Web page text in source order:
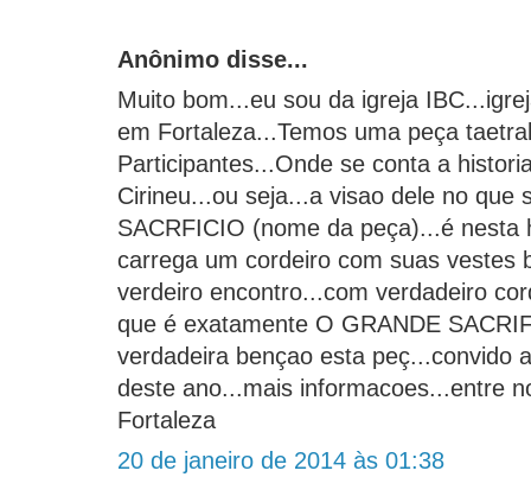
Anônimo disse...
Muito bom...eu sou da igreja
em Fortaleza...Temos uma peça
Participantes...Onde se conta a
Cirineu...ou seja...a visao dele no que
SACRFICIO (nome da peça)...é nesta
carrega um cordeiro com suas vestes
verdeiro encontro...com verdadeiro
que é exatamente O GRANDE
verdadeira bençao esta peç...convido
deste ano...mais informacoes...entre
Fortaleza
20 de janeiro de 2014 às 01:38